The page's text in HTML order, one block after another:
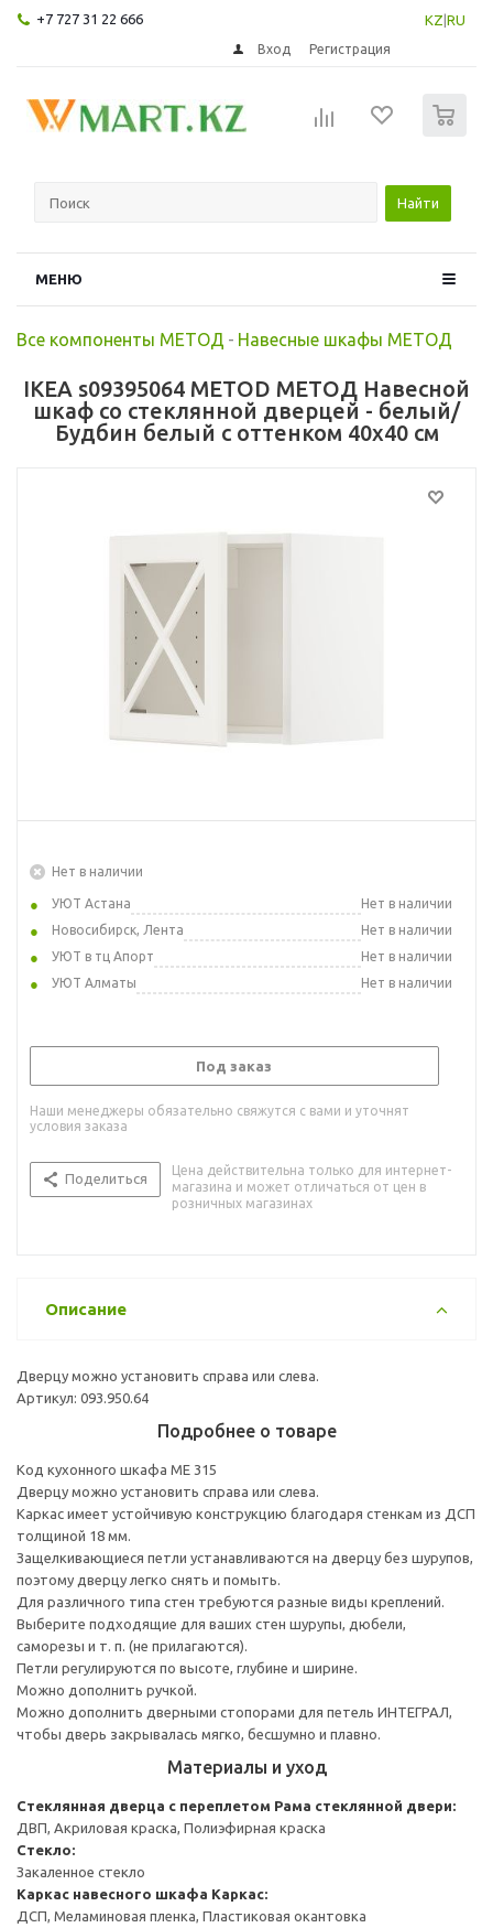
+7 727 31 22 666 KZ RU
Вход Регистрация
Найти
МЕНЮ
Все компоненты МЕТОД - Навесные шкафы МЕТОД
IKEA s09395064 METOD МЕТОД Навесной
шкаф со стеклянной дверцей - белый/
Будбин белый с оттенком 40x40 см
Нет в наличии
УЮТ Астана
Нет в наличии
Новосибирск, Лента
Нет в наличии
УЮТ в тц Апорт
Нет в наличии
УЮТ Алматы
Нет в наличии
Под заказ
Наши менеджеры обязательно свяжутся с вами и уточнят
условия заказа
Поделиться
Цена действительна только для интернет-
магазина и может отличаться от цен в
розничных магазинах
Описание
Дверцу можно установить справа или слева.
Артикул: 093.950.64
Подробнее о товаре
Код кухонного шкафа ME 315
Дверцу можно установить справа или слева.
Каркас имеет устойчивую конструкцию благодаря стенкам из ДСП
толщиной 18 мм.
Защелкивающиеся петли устанавливаются на дверцу без шурупов,
поэтому дверцу легко снять и помыть.
Для различного типа стен требуются разные виды креплений.
Выберите подходящие для ваших стен шурупы, дюбели,
саморезы и т. п. (не прилагаются).
Петли регулируются по высоте, глубине и ширине.
Можно дополнить ручкой.
Можно дополнить дверными стопорами для петель ИНТЕГРАЛ,
чтобы дверь закрывалась мягко, бесшумно и плавно.
Материалы и уход
Стеклянная дверца с переплетом Рама стеклянной двери:
ДВП, Акриловая краска, Полиэфирная краска
Стекло:
Закаленное стекло
Каркас навесного шкафа Каркас:
ДСП, Меламиновая пленка, Пластиковая окантовка